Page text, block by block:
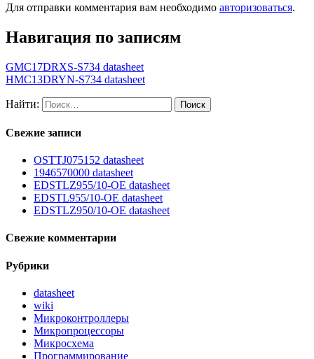
Для отправки комментария вам необходимо авторизоваться.
Навигация по записям
GMC17DRXS-S734 datasheet
HMC13DRYN-S734 datasheet
Найти:
Свежие записи
OSTTJ075152 datasheet
1946570000 datasheet
EDSTLZ955/10-OE datasheet
EDSTL955/10-OE datasheet
EDSTLZ950/10-OE datasheet
Свежие комментарии
Рубрики
datasheet
wiki
Микроконтроллеры
Микропроцессоры
Микросхема
Программирование